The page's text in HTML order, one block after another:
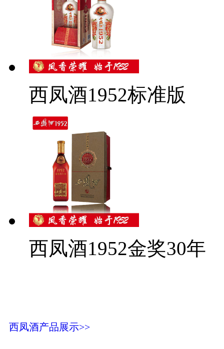
西凤酒1952标准版
西凤酒1952金奖30年
西凤酒产品展示>>